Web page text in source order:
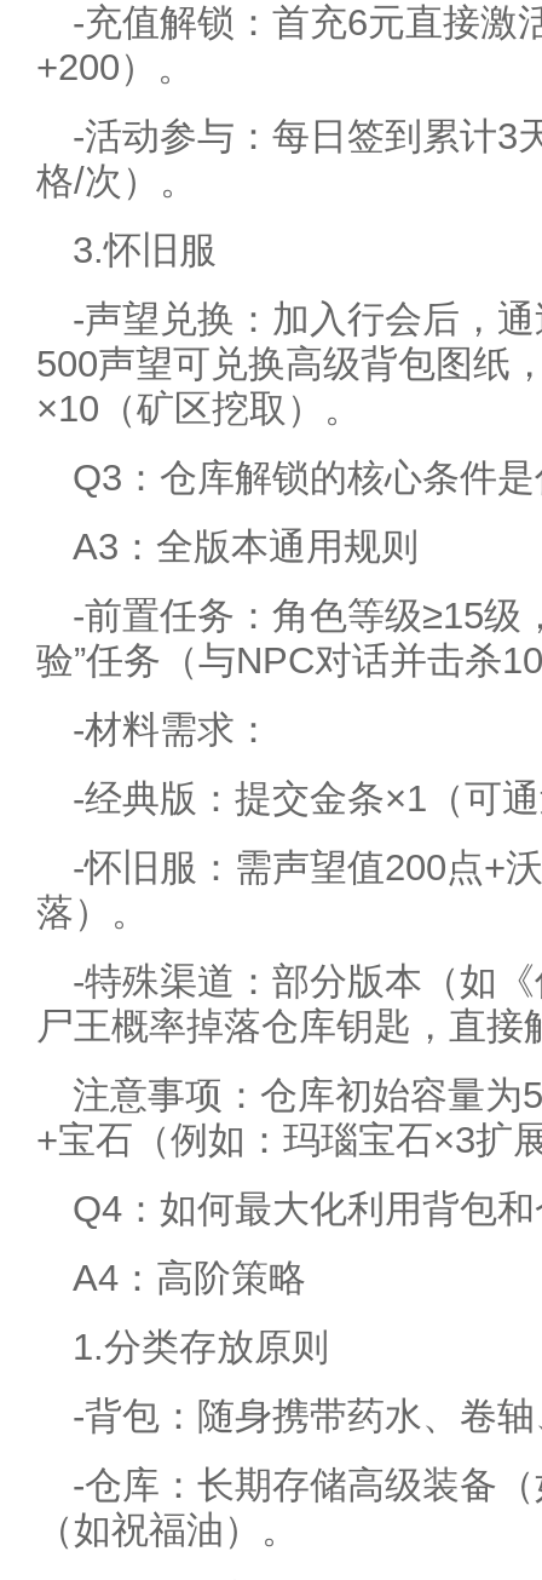
-充值解锁：首充6元直接激
+200）。
-活动参与：每日签到累计3
格/次）。
3.怀旧服
-声望兑换：加入行会后，
500声望可兑换高级背包图纸
×10（矿区挖取）。
Q3：仓库解锁的核心条件
A3：全版本通用规则
-前置任务：角色等级≥15级
验”任务（与NPC对话并击杀
-材料需求：
-经典版：提交金条×1（可
-怀旧服：需声望值200点+
落）。
-特殊渠道：部分版本（如
尸王概率掉落仓库钥匙，直接
注意事项：仓库初始容量为
+宝石（例如：玛瑙宝石×3扩
Q4：如何最大化利用背包
A4：高阶策略
1.分类存放原则
-背包：随身携带药水、卷
-仓库：长期存储高级装备
（如祝福油）。